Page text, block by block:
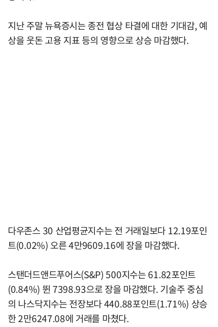
지난 주말 뉴욕증시는 종전 협상 타결에 대한 기대감, 예
상을 웃돈 고용 지표 등의 영향으로 상승 마감했다.
다우존스 30 산업평균지수는 전 거래일보다 12.19포인
트(0.02%) 오른 4만9609.16에 장을 마감했다.
스탠더드앤드푸어스(S&P) 500지수는 61.82포인트
(0.84%) 뛴 7398.93으로 장을 마감했다. 기술주 중심
의 나스닥지수는 전장보다 440.88포인트(1.71%) 상승
한 2만6247.08에 거래를 마쳤다.